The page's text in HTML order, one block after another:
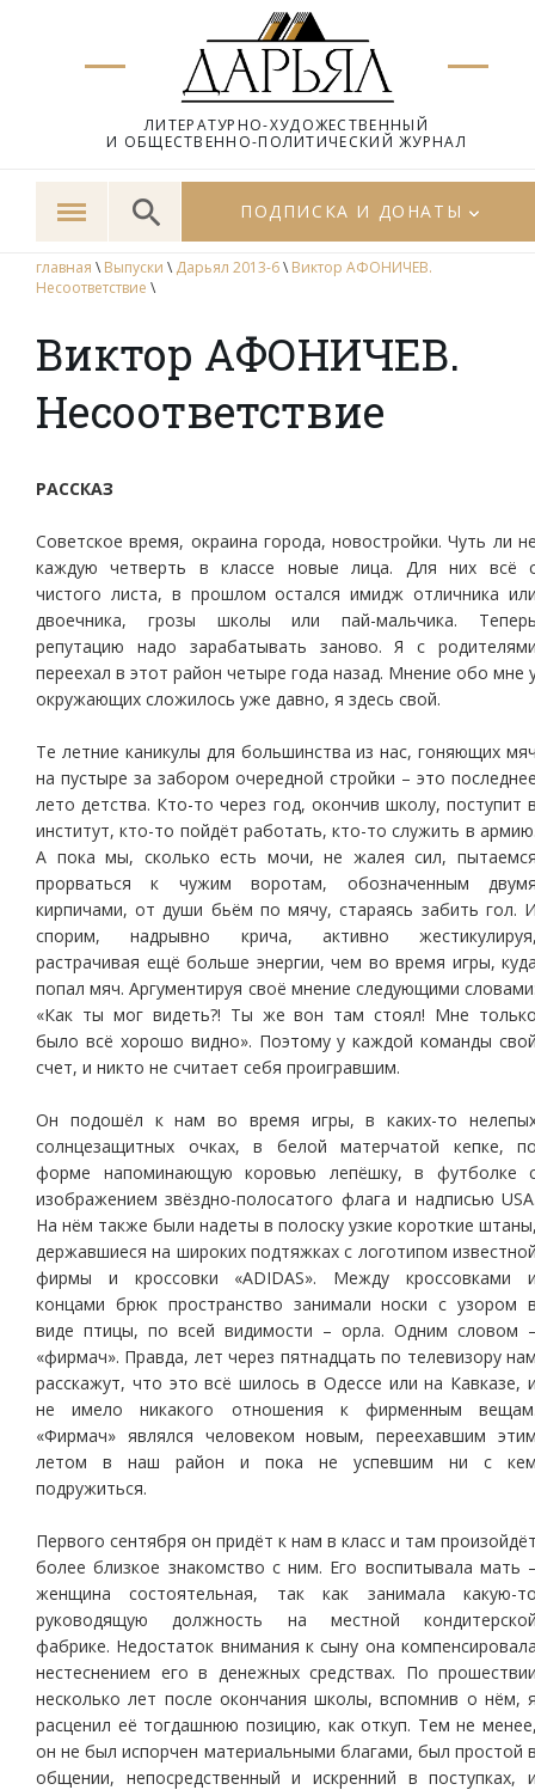
ЛИТЕРАТУРНО-ХУДОЖЕСТВЕННЫЙ
И ОБЩЕСТВЕННО-ПОЛИТИЧЕСКИЙ ЖУРНАЛ
ПОДПИСКА И ДОНАТЫ
главная \ Выпуски \ Дарьял 2013-6\ Виктор АФОНИЧЕВ.
Несоответствие \
Виктор АФОНИЧЕВ.
Несоответствие
РАССКАЗ
Советское время, окраина города, новостройки. Чуть ли
каждую четверть в классе новые лица. Для них всё
чистого листа, в прошлом остался имидж отличника
двоечника, грозы школы или пай-мальчика.
репутацию надо зарабатывать заново. Я с
переехал в этот район четыре года назад. Мнение обо мне
окружающих сложилось уже давно, я здесь свой.
Те летние каникулы для большинства из нас, гоняющих
на пустыре за забором очередной стройки – это
лето детства. Кто-то через год, окончив школу, поступит
институт, кто-то пойдёт работать, кто-то служить в
А пока мы, сколько есть мочи, не жалея сил,
прорваться к чужим воротам, обозначенным
кирпичами, от души бьём по мячу, стараясь забить гол.
спорим, надрывно крича, активно
растрачивая ещё больше энергии, чем во время игры,
попал мяч. Аргументируя своё мнение следующими
«Как ты мог видеть?! Ты же вон там стоял! Мне
было всё хорошо видно». Поэтому у каждой команды
счет, и никто не считает себя проигравшим.
Он подошёл к нам во время игры, в каких-то
солнцезащитных очках, в белой матерчатой кепке,
форме напоминающую коровью лепёшку, в футболке
изображением звёздно-полосатого флага и надписью
На нём также были надеты в полоску узкие короткие
державшиеся на широких подтяжках с логотипом
фирмы и кроссовки «ADIDAS». Между кроссовками
концами брюк пространство занимали носки с узором
виде птицы, по всей видимости – орла. Одним словом
«фирмач». Правда, лет через пятнадцать по телевизору
расскажут, что это всё шилось в Одессе или на Кавказе,
не имело никакого отношения к фирменным
«Фирмач» являлся человеком новым, переехавшим
летом в наш район и пока не успевшим ни с
подружиться.
Первого сентября он придёт к нам в класс и там
более близкое знакомство с ним. Его воспитывала мать
женщина состоятельная, так как занимала какую-
руководящую должность на местной
фабрике. Недостаток внимания к сыну она
нестеснением его в денежных средствах. По
несколько лет после окончания школы, вспомнив о нём,
расценил её тогдашнюю позицию, как откуп. Тем не
он не был испорчен материальными благами, был простой
общении, непосредственный и искренний в поступках,